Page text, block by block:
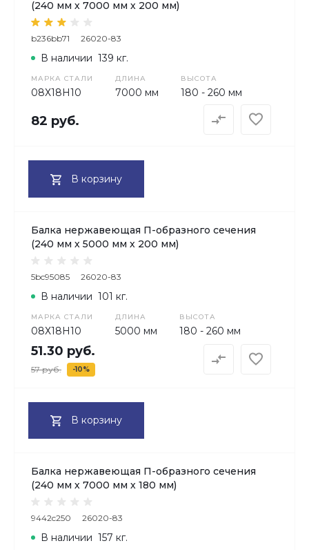
(240 мм х 7000 мм х 200 мм)
b236bb71 26020-83
МАРКА СТАЛИ
08Х18H10
ДЛИНА
7000 мм
ВЫСОТА
180 - 260 мм
В наличии 139 кг.
82 руб.
В корзину
Балка нержавеющая П-образного сечения
(240 мм х 5000 мм х 200 мм)
5bc95085 26020-83
МАРКА СТАЛИ
08Х18H10
ДЛИНА
5000 мм
ВЫСОТА
180 - 260 мм
В наличии 101 кг.
51.30 руб.
57 руб. -10%
В корзину
Балка нержавеющая П-образного сечения
(240 мм х 7000 мм х 180 мм)
9442c250 26020-83
В наличии 157 кг.